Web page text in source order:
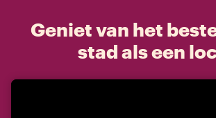
Geniet van het
stad als een